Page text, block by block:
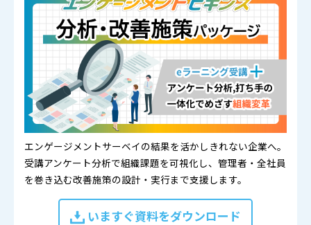
エンゲージメントサーベイの結果を活かしきれない企業へ。
受講アンケート分析で組織課題を可視化し、管理者・全社員
を巻き込む改善施策の設計・実行まで支援します。
いますぐ資料をダウンロード